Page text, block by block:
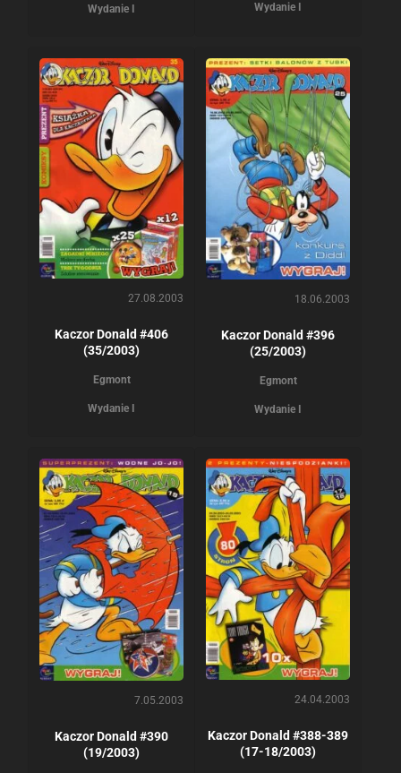
Wydanie I Wydanie I
27.08.2003
Kaczor Donald #406
(35/2003)
Egmont
Wydanie I
18.06.2003
Kaczor Donald #396
(25/2003)
Egmont
Wydanie I
7.05.2003
Kaczor Donald #390
(19/2003)
24.04.2003
Kaczor Donald #388-389
(17-18/2003)